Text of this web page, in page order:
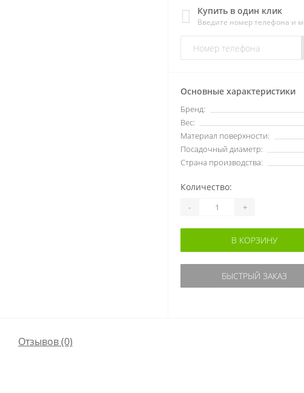
Купить в один клик
Введите номер телефона и
Основные характеристики
Бренд:
Вес:
Материал поверхности:
Посадочный диаметр:
Страна производства:
Количество:
- +
В КОРЗИНУ
БЫСТРЫЙ ЗАКАЗ
Отзывов (0)